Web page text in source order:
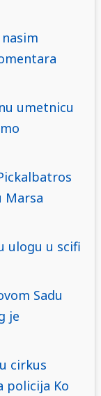
umetnicu
Marsa
ulogu u scifi
Sadu
je
cirkus
policija Ko